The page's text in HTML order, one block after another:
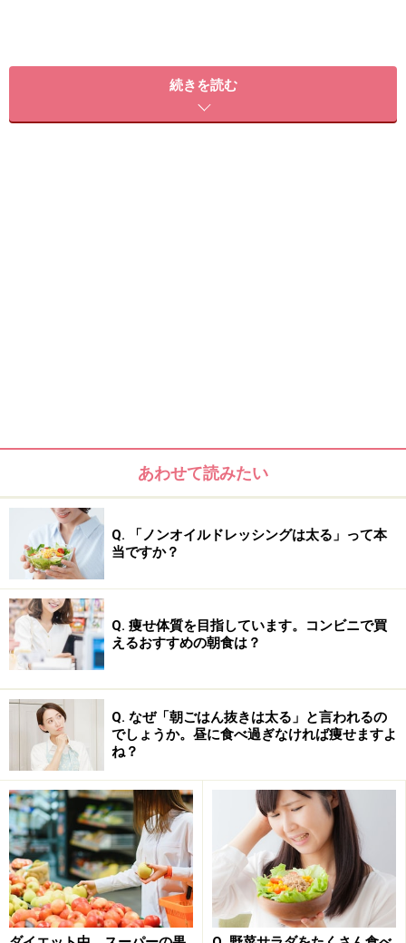
し、客を喜ばせるというテクニックが使われていると聞
きます。また、ダイエット補助食品によっては、脂肪減
少を謳いつつ、実は体の水分を排出させる物質（利尿作
用のある物質）が多量に含まれているだけのものもあり
ます。
もちろん減ったのは脂肪ではない
ので、水分を摂ればすぐに元に戻りますし、水分を摂ら
ないうちは、体は水分不足でカラカラ、つまり、血液が
ドロドロの状態のわけです。減った体重が水分であるこ
続きを読む
あわせて読みたい
Q. 「ノンオイルドレッシングは太る」って本
当ですか？
Q. 痩せ体質を目指しています。コンビニで買
えるおすすめの朝食は？
Q. なぜ「朝ごはん抜きは太る」と言われるの
でしょうか。昼に食べ過ぎなければ痩せますよ
ね？